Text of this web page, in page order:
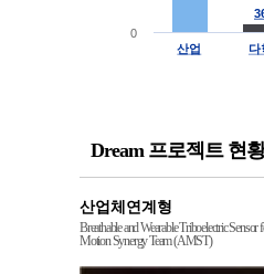
산업
다
0
Dream 프로젝트 현황
산업체연계형
Breathable and Wearable Triboelectric
Motion Synergy Team (AMST)